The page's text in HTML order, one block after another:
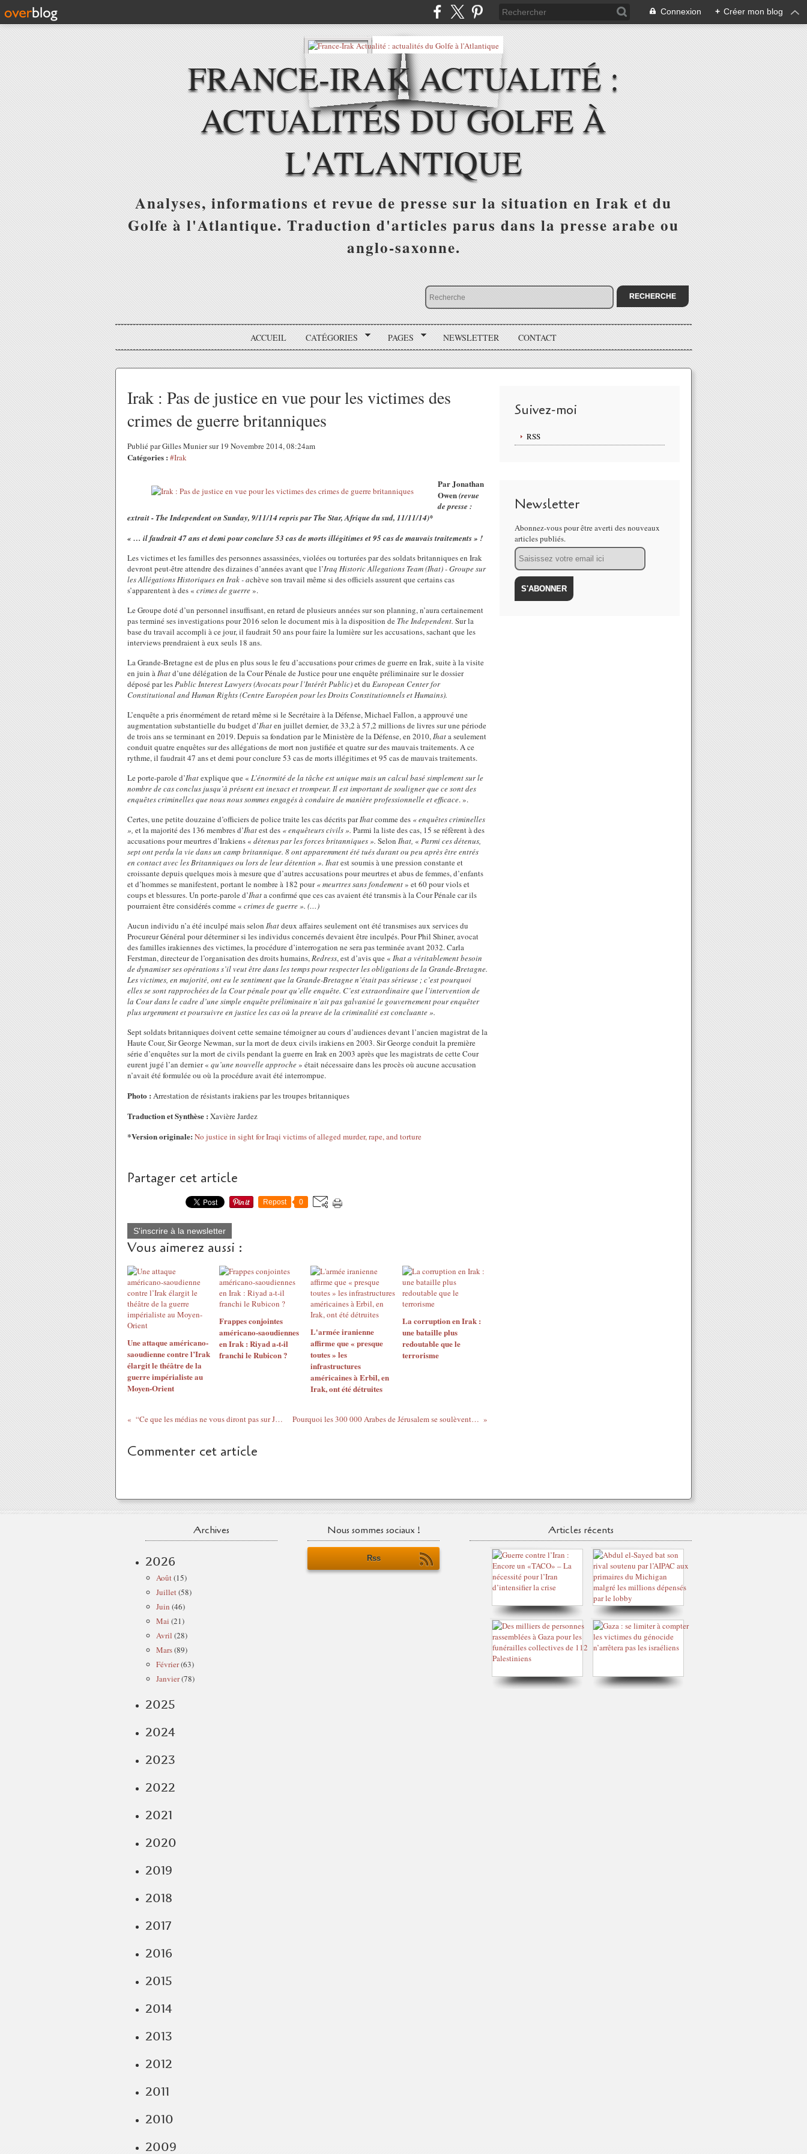
Connexion + Créer mon blog
FRANCE-IRAK ACTUALITÉ :
ACTUALITÉS DU GOLFE À
L'ATLANTIQUE
Analyses, informations et revue de presse sur la situation en Irak et du
Golfe à l'Atlantique. Traduction d'articles parus dans la presse arabe ou
anglo-saxonne.
ACCUEIL CATÉGORIES PAGES NEWSLETTER CONTACT
Irak : Pas de justice en vue pour les victimes des
crimes de guerre britanniques
Publié par Gilles Munier sur 19 Novembre 2014, 08:24am
Catégories : #Irak
Par Jonathan
Owen(revue
de presse :
extrait -The Independent on Sunday, 9/11/14repris par The Star, Afrique du sud, 11/11/14)*
« … il faudrait 47 ans et demi pour conclure 53 cas de morts illégitimes et 95 cas de mauvais traitements » !
Les victimes et les familles des personnes assassinées, violées ou torturées par des soldats britanniques en Irak
devront peut-être attendre des dizaines d’années avant que l’Iraq Historic Allegations Team (Ihat) - Groupe sur
les Allégations Historiques en Irak - achève son travail même si des officiels assurent que certains cas
s’apparentent à des « crimes de guerre».
Le Groupe doté d’un personnel insuffisant, en retard de plusieurs années sur son planning, n’aura certainement
pas terminé ses investigations pour 2016 selon le document mis à la disposition de The Independent. Sur la
base du travail accompli à ce jour, il faudrait 50 ans pour faire la lumière sur les accusations, sachant que les
interviews prendraient à eux seuls 18 ans.
La Grande-Bretagne est de plus en plus sous le feu d’accusations pour crimes de guerre en Irak, suite à la visite
en juin àIhatd’une délégation de la Cour Pénale de Justice pour une enquête préliminaire sur le dossier
déposé par lesPublic Interest Lawyers (Avocats pour l’Intérêt Public)et du European Center for
Constitutional and Human Rights (Centre Européen pour les Droits Constitutionnels et Humains).
L’enquête a pris énormément de retard même si le Secrétaire à la Défense, Michael Fallon, a approuvé une
augmentation substantielle du budget d’Ihaten juillet dernier, de 33,2 à 57,2 millions de livres sur une période
de trois ans se terminant en 2019. Depuis sa fondation par le Ministère de la Défense, en 2010,Ihata seulement
conduit quatre enquêtes sur des allégations de mort non justifiée et quatre sur des mauvais traitements. A ce
rythme, il faudrait 47 ans et demi pour conclure 53 cas de morts illégitimes et 95 cas de mauvais traitements.
Le porte-parole d’Ihatexplique que « L’énormité de la tâche est unique mais un calcul basé simplement sur le
nombre de cas conclus jusqu’à présent est inexact et trompeur. Il est important de souligner que ce sont des
enquêtes criminelles que nous nous sommes engagés à conduire de manière professionnelle et efficace. ».
Certes, une petite douzaine d’officiers de police traite les cas décrits parIhatcomme des « enquêtes criminelles
», et la majorité des 136 membres d’Ihatest des « enquêteurs civils ». Parmi la liste des cas, 15 se réfèrent à des
accusations pour meurtres d’Irakiens « détenus par les forces britanniques ». Selon Ihat, « Parmi ces détenus,
sept ont perdu la vie dans un camp britannique. 8 ont apparemment été tués durant ou peu après être entrés
en contact avec les Britanniques ou lors de leur détention ». Ihatest soumis à une pression constante et
croissante depuis quelques mois à mesure que d’autres accusations pour meurtres et abus de femmes, d’enfants
et d’hommes se manifestent, portant le nombre à 182 pour« meurtres sans fondement» et 60 pour viols et
coups et blessures. Un porte-parole d’Ihata confirmé que ces cas avaient été transmis à la Cour Pénale car ils
pourraient être considérés comme « crimes de guerre ». (…)
Aucun individu n’a été inculpé mais selon Ihatdeux affaires seulement ont été transmises aux services du
Procureur Général pour déterminer si les individus concernés devaient être inculpés. Pour Phil Shiner, avocat
des familles irakiennes des victimes, la procédure d’interrogation ne sera pas terminée avant 2032. Carla
Ferstman, directeur de l’organisation des droits humains,Redress, est d’avis que « Ihat a véritablement besoin
de dynamiser ses opérations s’il veut être dans les temps pour respecter les obligations de la Grande-Bretagne.
Les victimes, en majorité, ont eu le sentiment que la Grande-Bretagne n’était pas sérieuse ; c’est pourquoi
elles se sont rapprochées de la Cour pénale pour qu’elle enquête. C’est extraordinaire que l’intervention de
la Cour dans le cadre d’une simple enquête préliminaire n’ait pas galvanisé le gouvernement pour enquêter
plus urgemment et poursuivre en justice les cas où la preuve de la criminalité est concluante ».
Sept soldats britanniques doivent cette semaine témoigner au cours d’audiences devant l’ancien magistrat de la
Haute Cour, Sir George Newman, sur la mort de deux civils irakiens en 2003. Sir George conduit la première
série d’enquêtes sur la mort de civils pendant la guerre en Irak en 2003 après que les magistrats de cette Cour
eurent jugé l’an dernier « qu’une nouvelle approche» était nécessaire dans les procès où aucune accusation
n’avait été formulée ou où la procédure avait été interrompue.
Photo : Arrestation de résistants irakiens par les troupes britanniques
Traduction et Synthèse : Xavière Jardez
*Version originale: No justice in sight for Iraqi victims of alleged murder, rape, and torture
Partager cet article
Repost 0
S'inscrire à la newsletter
Vous aimerez aussi :
Une attaque américano-
saoudienne contre l’Irak
élargit le théâtre de la
guerre impérialiste au
Moyen-Orient
Frappes conjointes
américano-saoudiennes
en Irak : Riyad a-t-il
franchi le Rubicon ?
L'armée iranienne
affirme que « presque
toutes » les
infrastructures
américaines à Erbil, en
Irak, ont été détruites
La corruption en Irak :
une bataille plus
redoutable que le
terrorisme
“Ce que les médias ne vous diront pas sur Jérusalem-Est” Pourquoi les 300 000 Arabes de Jérusalem se soulèvent-ils à nouveau ?
Commenter cet article
Suivez-moi
RSS
Newsletter
Abonnez-vous pour être averti des nouveaux
articles publiés.
Email
Archives
2026
Août(15)
Juillet(58)
Juin (46)
Mai (21)
Avril (28)
Mars(89)
Février(63)
Janvier(78)
2025
2024
2023
2022
2021
2020
2019
2018
2017
2016
2015
2014
2013
2012
2011
2010
2009
Nous sommes sociaux !
Rss
Articles récents